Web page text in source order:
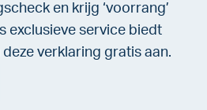
WeTransfer
en krijg ‘voorrang’
exclusieve service biedt
verklaring gratis aan.